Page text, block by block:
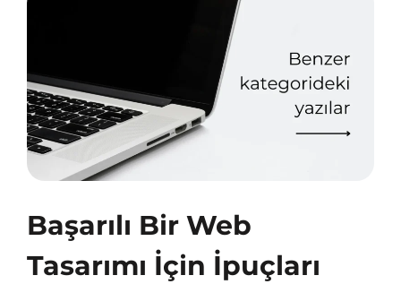
Başarılı Bir Web
Tasarımı İçin İpuçları